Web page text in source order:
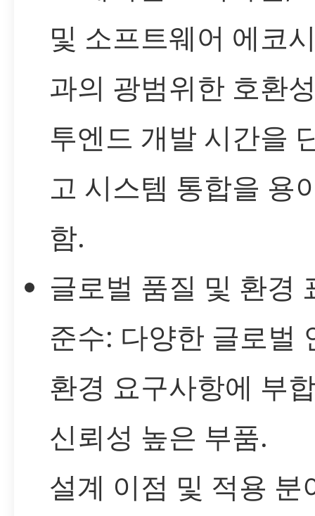
및 소프트웨어 에코
과의 광범위한 호환
투엔드 개발 시간을
고 시스템 통합을 용
함.
글로벌 품질 및 환경
준수: 다양한 글로벌
환경 요구사항에 부
신뢰성 높은 부품.
설계 이점 및 적용 분